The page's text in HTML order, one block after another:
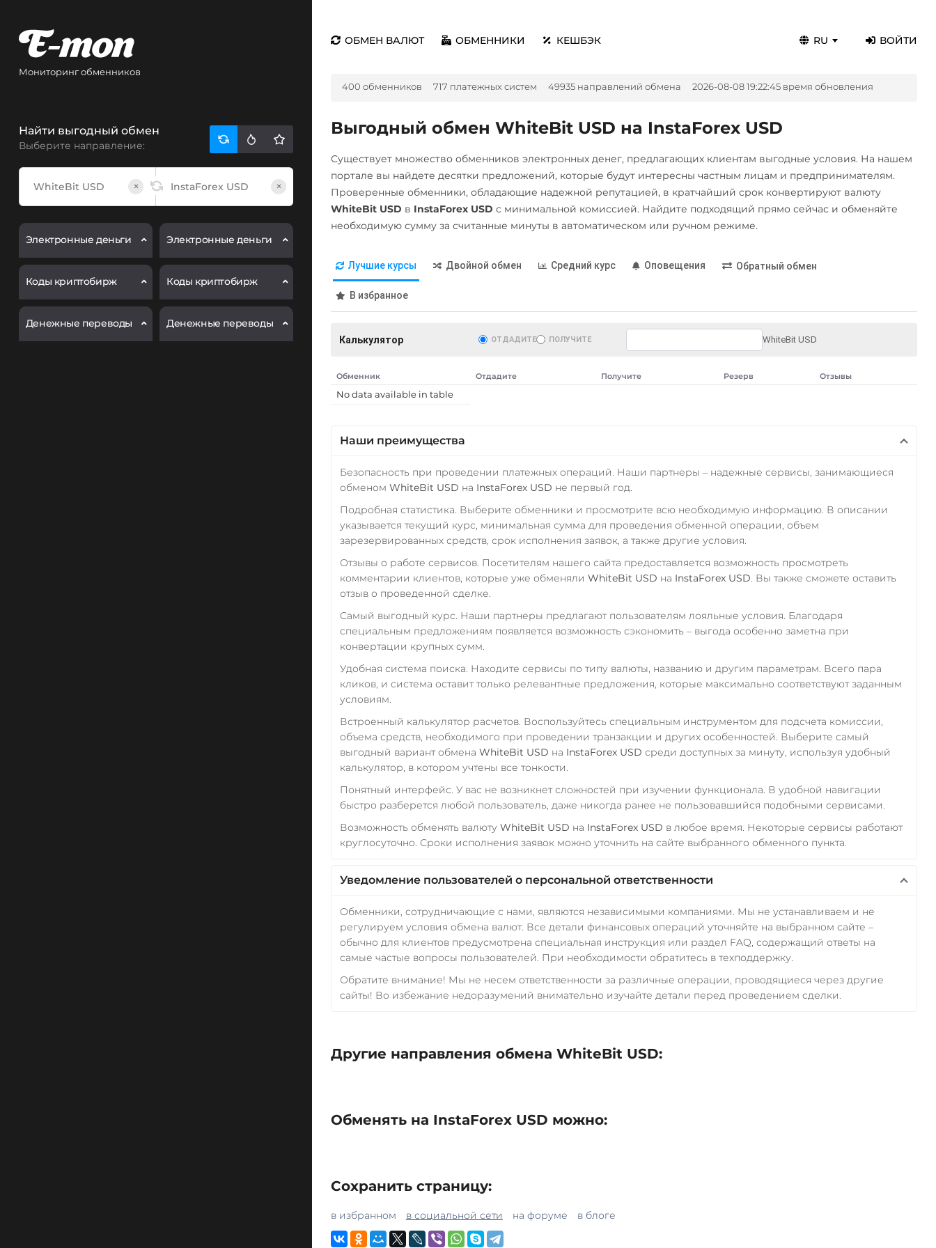
Мониторинг обменников
Найти выгодный обмен
Выберите направление:
× ×
Электронные деньги
Коды криптобирж
Денежные переводы
Электронные деньги
Коды криптобирж
Денежные переводы
ОБМЕН ВАЛЮТ ОБМЕННИКИ КЕШБЭК RU ВОЙТИ
400 обменников 717 платежных систем 49935 направлений обмена 2026-08-08 19:22:45 время обновления
Выгодный обмен WhiteBit USD на InstaForex USD
Существует множество обменников электронных денег, предлагающих клиентам выгодные условия. На нашем
портале вы найдете десятки предложений, которые будут интересны частным лицам и предпринимателям.
Проверенные обменники, обладающие надежной репутацией, в кратчайший срок конвертируют валюту
WhiteBit USD в InstaForex USD с минимальной комиссией. Найдите подходящий прямо сейчас и обменяйте
необходимую сумму за считанные минуты в автоматическом или ручном режиме.
Лучшие курсы Двойной обмен Средний курс Оповещения Обратный обмен
В избранное
Калькулятор ОТДАДИТЕ ПОЛУЧИТЕ WhiteBit USD
Обменник Отдадите Получите Резерв Отзывы
No data available in table
Наши преимущества
Безопасность при проведении платежных операций. Наши партнеры – надежные сервисы, занимающиеся
обменом WhiteBit USD на InstaForex USD не первый год.
Подробная статистика. Выберите обменники и просмотрите всю необходимую информацию. В описании
указывается текущий курс, минимальная сумма для проведения обменной операции, объем
зарезервированных средств, срок исполнения заявок, а также другие условия.
Отзывы о работе сервисов. Посетителям нашего сайта предоставляется возможность просмотреть
комментарии клиентов, которые уже обменяли WhiteBit USD на InstaForex USD. Вы также сможете оставить
отзыв о проведенной сделке.
Самый выгодный курс. Наши партнеры предлагают пользователям лояльные условия. Благодаря
специальным предложениям появляется возможность сэкономить – выгода особенно заметна при
конвертации крупных сумм.
Удобная система поиска. Находите сервисы по типу валюты, названию и другим параметрам. Всего пара
кликов, и система оставит только релевантные предложения, которые максимально соответствуют заданным
условиям.
Встроенный калькулятор расчетов. Воспользуйтесь специальным инструментом для подсчета комиссии,
объема средств, необходимого при проведении транзакции и других особенностей. Выберите самый
выгодный вариант обмена WhiteBit USD на InstaForex USD среди доступных за минуту, используя удобный
калькулятор, в котором учтены все тонкости.
Понятный интерфейс. У вас не возникнет сложностей при изучении функционала. В удобной навигации
быстро разберется любой пользователь, даже никогда ранее не пользовавшийся подобными сервисами.
Возможность обменять валюту WhiteBit USD на InstaForex USD в любое время. Некоторые сервисы работают
круглосуточно. Сроки исполнения заявок можно уточнить на сайте выбранного обменного пункта.
Уведомление пользователей о персональной ответственности
Обменники, сотрудничающие с нами, являются независимыми компаниями. Мы не устанавливаем и не
регулируем условия обмена валют. Все детали финансовых операций уточняйте на выбранном сайте –
обычно для клиентов предусмотрена специальная инструкция или раздел FAQ, содержащий ответы на
самые частые вопросы пользователей. При необходимости обратитесь в техподдержку.
Обратите внимание! Мы не несем ответственности за различные операции, проводящиеся через другие
сайты! Во избежание недоразумений внимательно изучайте детали перед проведением сделки.
Другие направления обмена WhiteBit USD:
Обменять на InstaForex USD можно:
Сохранить страницу:
в избранном в социальной сети на форуме в блоге